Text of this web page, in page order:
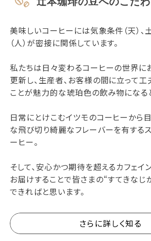
美味しいコーヒーには気象条件（天）、
（人）が密接に関係しています。
私たちは日々変わるコーヒーの世界に
更新し、生産者、お客様の間に立って工
ことが魅力的な琥珀色の飲み物になる
日常にとけこむイツモのコーヒーから
な飛び切り綺麗なフレーバーを有する
ーヒー。
そして、安心かつ期待を超えるカフェイ
お届けすることで皆さまの“すてきなじ
できればと思います。
さらに詳しく知る